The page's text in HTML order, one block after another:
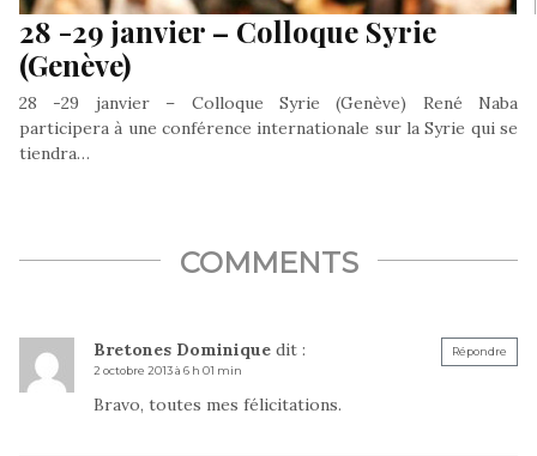
28 -29 janvier – Colloque Syrie
(Genève)
28 -29 janvier – Colloque Syrie (Genève) René Naba
participera à une conférence internationale sur la Syrie qui se
tiendra…
COMMENTS
Bretones Dominique dit :
2 octobre 2013 à 6 h 01 min
Bravo, toutes mes félicitations.
Répondre